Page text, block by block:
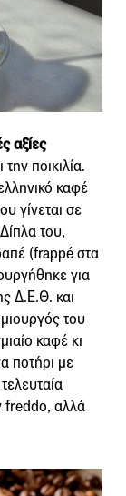
αξίες
ποικιλία.
καφέ
γίνεται σε
του,
(frappé στα
για
Δ.Ε.Θ. και
του
καφέ κι
ποτήρι με
freddo, αλλά